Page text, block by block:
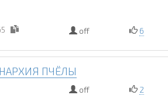
off 6
ПЧЁЛЫ
off 2